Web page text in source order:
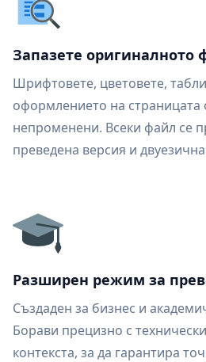
Запазете оригиналното
Шрифтовете, цветовете,
оформлението на страницата
непроменени. Всеки файл се
преведена версия и
Разширен режим за
Създаден за бизнес и
Борави прецизно с
контекста, за да гарантира